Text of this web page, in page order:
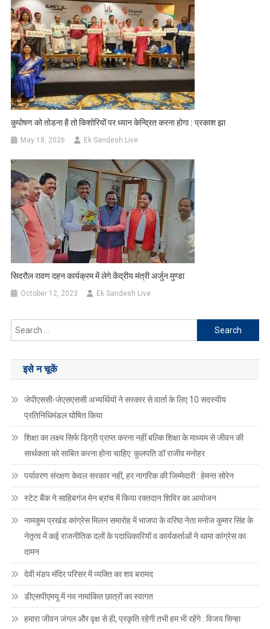
कुपोषण को तोडना है तो किशोरियों पर ध्यान केन्द्रित करना होगा : प्रकाश झा
May 18, 2026 Ek Sandesh Live
सिदरौल रावण दहन कार्यक्रम में लेगे केंद्रीय मंत्री अर्जुन मुण्डा
October 12, 2023 Ek Sandesh Live
Search
for:
इसे न चूकें
जेपीएससी-जेएसएससी अभ्यर्थियों ने सरकार से वार्ता के लिए 10 सदस्यीय
प्रतिनिधिमंडल घोषित किया
शिक्षा का लक्ष्य सिर्फ डिग्री प्राप्त करना नहीं बल्कि शिक्षा के माध्यम से जीवन की
सार्थकता को साबित करना होना चाहिए: कुलपति डॉ राजीव मनोहर
पर्यावरण संरक्षण केवल सरकार नहीं, हर नागरिक की जिम्मेदारी : हेमन्त सोरेन
स्टेट बैंक ने साहिबगंज मेन ब्रांच में किया रक्तदान शिविर का आयोजन
नामकुम प्रखंड कांग्रेस मिलन समारोह में भाजपा के वरिष्ठ नेता मनोज कुमार सिंह के
नेतृत्व में कई राजनीतिक दलों के पदाधिकारियों व कार्यकर्ताओं ने थामा कांग्रेस का
दामन
देवी मंडप मंदिर परिसर में व्यक्ति का शव बरामद
डीएसपीएमयू में नव नामांकित छात्रों का स्वागत
हमारा जीवन जंगल और वृक्ष से ही, प्रकृति रहेगी तभी हम भी रहेंगे : विजय सिन्हा